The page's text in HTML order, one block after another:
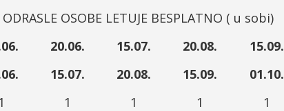
OSOBE LETUJE BESPLATNO ( u sobi)
20.06. 15.07. 20.08. 15.09.
15.07. 20.08. 15.09. 01.10.
1 1 1 1 1